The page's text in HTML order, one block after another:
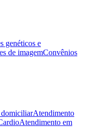
genéticos e
de imagemConvênios
Atendimento
Atendimento em